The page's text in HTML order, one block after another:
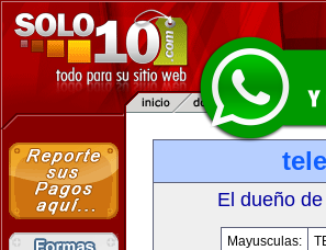
El dueño
Mayusculas: